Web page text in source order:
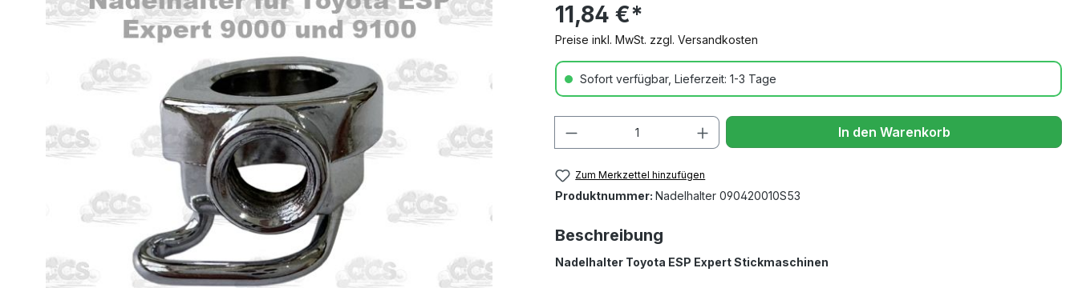
11,84 €*
Preise inkl. MwSt. zzgl. Versandkosten
Sofort verfügbar, Lieferzeit: 1-3 Tage
In den Warenkorb
Zum Merkzettel hinzufügen
Produktnummer: Nadelhalter 090420010S53
Beschreibung
Nadelhalter Toyota ESP Expert Stickmaschinen